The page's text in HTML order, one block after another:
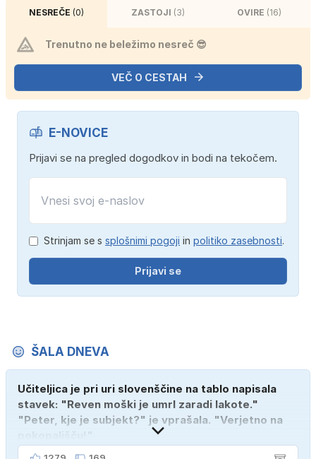
NESREČE (0) ZASTOJI (3) OVIRE (16)
Trenutno ne beležimo nesreč 😎
VEČ O CESTAH
E-NOVICE
Prijavi se na pregled dogodkov in bodi na tekočem.
Strinjam se s splošnimi pogoji in politiko zasebnosti.
Prijavi se
ŠALA DNEVA
Učiteljica je pri uri slovenščine na tablo napisala
stavek: "Reven moški je umrl zaradi lakote."
"Peter, kje je subjekt?" je vprašala. "Verjetno na